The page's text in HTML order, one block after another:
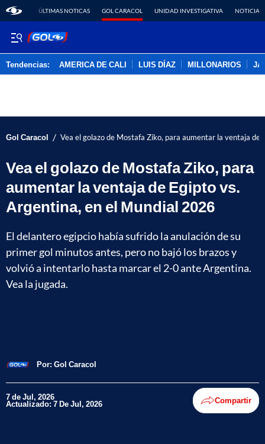
ÚLTIMAS NOTICAS GOL CARACOL UNIDAD INVESTIGATIVA NOTICIAS
Tendencias: AMERICA DE CALI LUIS DÍAZ MILLONARIOS
Gol Caracol / Vea el golazo de Mostafa Ziko, para aumentar la ventaja
Vea el golazo de Mostafa Ziko, para
aumentar la ventaja de Egipto vs.
Argentina, en el Mundial 2026
El delantero egipcio había sufrido la anulación de su
primer gol minutos antes, pero no bajó los brazos y
volvió a intentarlo hasta marcar el 2-0 ante Argentina.
Vea la jugada.
Por: Gol Caracol
7 de Jul, 2026
Actualizado: 7 De Jul, 2026 Compartir